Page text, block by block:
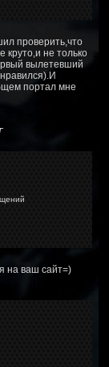
проверить,что
круто,и не только
вылетевший
портал мне
на ваш сайт=)